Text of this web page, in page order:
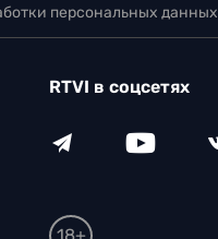
персональных данных
RTVI в соцсетях